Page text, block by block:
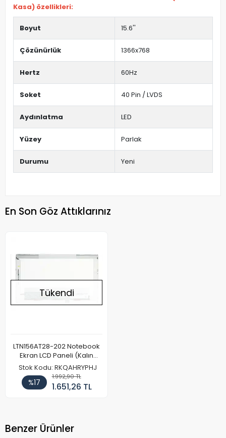
Kasa) özellikleri:
Boyut 15.6''
Çözünürlük 1366x768
Hertz 60Hz
Soket 40 Pin / LVDS
Aydınlatma LED
Yüzey Parlak
Durumu Yeni
En Son Göz Attıklarınız
Tükendi
LTN156AT28-202 Notebook
Ekran LCD Paneli (Kalın
Kasa)
Stok Kodu: RKQAHRYPHJ
%17
1.992,90 TL
1.651,26 TL
Benzer Ürünler